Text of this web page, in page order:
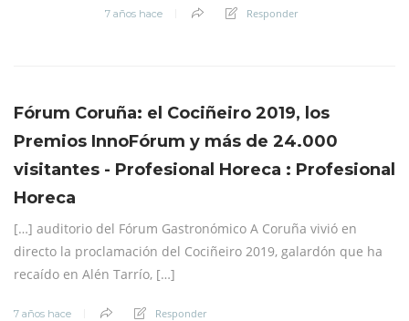
7 años hace Responder
Fórum Coruña: el Cociñeiro 2019, los
Premios InnoFórum y más de 24.000
visitantes - Profesional Horeca : Profesional
Horeca
[…] auditorio del Fórum Gastronómico A Coruña vivió en
directo la proclamación del Cociñeiro 2019, galardón que ha
recaído en Alén Tarrío, […]
7 años hace Responder